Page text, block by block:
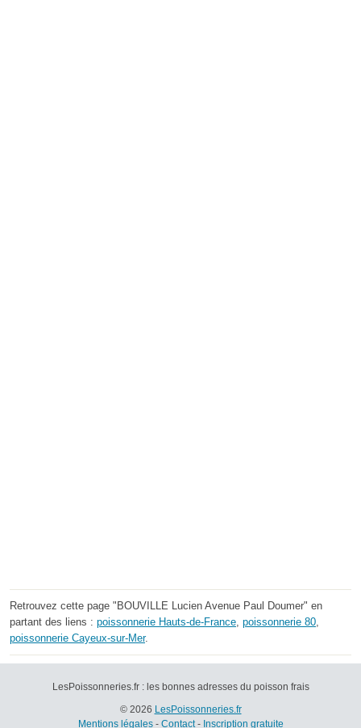
Retrouvez cette page "BOUVILLE Lucien Avenue Paul Doumer" en
partant des liens : poissonnerie Hauts-de-France poissonnerie 80
poissonnerie Cayeux-sur-Mer.
LesPoissonneries.fr : les bonnes adresses du poisson frais
© 2026 LesPoissonneries.fr
Mentions légales- Contact- Inscription gratuite